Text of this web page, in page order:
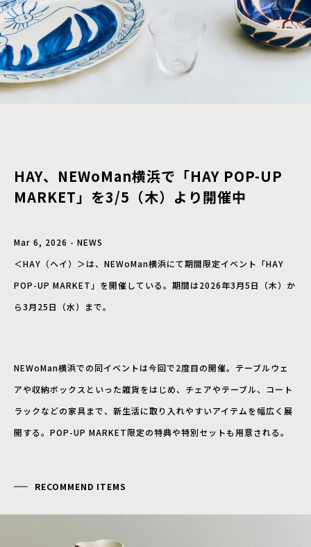
HAY、NEWoMan横浜で「HAY POP-UP
MARKET」を3/5（木）より開催中
Mar 6, 2026 - NEWS
＜HAY（ヘイ）＞は、NEWoMan横浜にて期間限定イベント「HAY
POP-UP MARKET」を開催している。期間は2026年3月5日（木）か
ら3月25日（水）まで。
NEWoMan横浜での同イベントは今回で2度目の開催。テーブルウェ
アや収納ボックスといった雑貨をはじめ、チェアやテーブル、コート
ラックなどの家具まで、新生活に取り入れやすいアイテムを幅広く展
開する。POP-UP MARKET限定の特典や特別セットも用意される。
RECOMMEND ITEMS